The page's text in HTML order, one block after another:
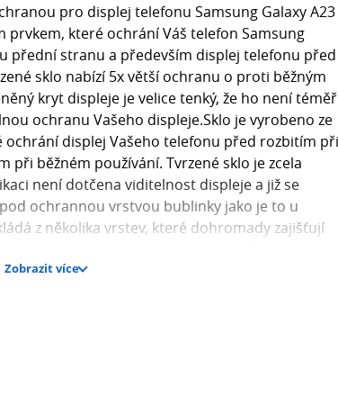
pro displej telefonu Samsung Galaxy A23
prvkem, které ochrání Váš telefon Samsung
přední stranu a především displej telefonu před
sklo nabízí 5x větší ochranu o proti běžným
kryt displeje je velice tenký, že ho není téměř
ochranu Vašeho displeje.Sklo je vyrobeno ze
displej Vašeho telefonu před rozbitím při
běžném používání. Tvrzené sklo je zcela
není dotčena viditelnost displeje a již se
ochrannou vrstvou bublinky jako je to u
z několika vrstev, které dohromady zajišťují
krásně klouže po displeji na rozdíl od ochranné
a i přesto nabízí vysokou citlivost při ovládání
snadno se instaluje a přitom
sklo je vyrobeno přesně pro telefon
na tlačítka, reproduktor.Jedná se o rovnou
Zobrazit více